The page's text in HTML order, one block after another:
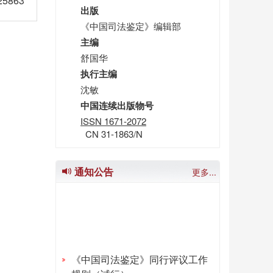
出版
《中国司法鉴定》编辑部
主编
舒国华
执行主编
沈敏
中国连续出版物号
ISSN 1671-2072
CN 31-1863/N
通知公告 更多...
《中国司法鉴定》同行评议工作
规则（试行）